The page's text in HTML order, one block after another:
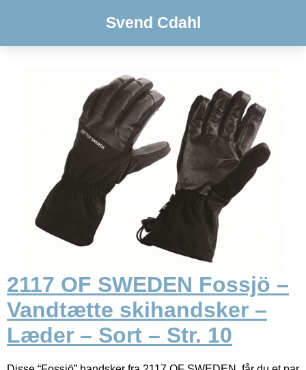
Svend Cdahl
2117 OF SWEDEN Fossjö –
Vandtætte skihandsker –
Læder – Sort – Str. 10